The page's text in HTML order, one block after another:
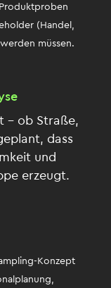
(Handel,
müssen.
– ob Straße,
dass
und
erzeugt.
Konzept